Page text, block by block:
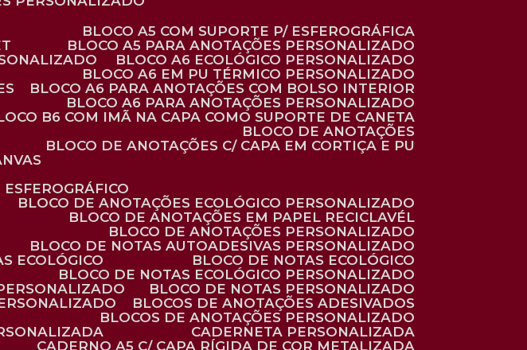
BLOCO A5 COM SUPORTE P/ ESFEROGRÁFICA
BLOCO A5 PARA ANOTAÇÕES PERSONALIZADO
BLOCO A6 ECOLÓGICO PERSONALIZADO
BLOCO A6 EM PU TÉRMICO PERSONALIZADO
BLOCO A6 PARA ANOTAÇÕES COM BOLSO INTERIOR
BLOCO A6 PARA ANOTAÇÕES PERSONALIZADO
B6 COM IMÃ NA CAPA COMO SUPORTE DE CANETA
BLOCO DE ANOTAÇÕES
BLOCO DE ANOTAÇÕES C/ CAPA EM CORTIÇA E PU
BLOCO DE ANOTAÇÕES ECOLÓGICO PERSONALIZADO
BLOCO DE ANOTAÇÕES EM PAPEL RECICLAVÉL
BLOCO DE ANOTAÇÕES PERSONALIZADO
BLOCO DE NOTAS AUTOADESIVAS PERSONALIZADO
ECOLÓGICO
BLOCO DE NOTAS ECOLÓGICO
BLOCO DE NOTAS ECOLÓGICO PERSONALIZADO
BLOCO DE NOTAS PERSONALIZADO
BLOCOS DE ANOTAÇÕES ADESIVADOS
BLOCOS DE ANOTAÇÕES PERSONALIZADO
CADERNETA PERSONALIZADA
CADERNO A5 C/ CAPA RÍGIDA DE COR METALIZADA